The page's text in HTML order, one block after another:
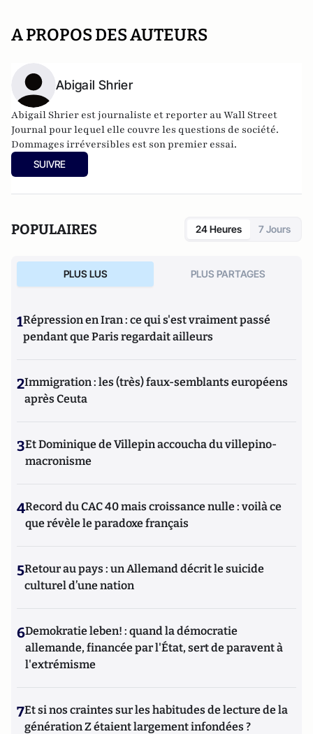
A PROPOS DES AUTEURS
Abigail Shrier
Abigail Shrier est journaliste et reporter au Wall Street
Journal pour lequel elle couvre les questions de société.
Dommages irréversibles est son premier essai.
SUIVRE
POPULAIRES 24 Heures 7 Jours
PLUS LUS PLUS PARTAGES
1Répression en Iran : ce qui s'est vraiment passé
pendant que Paris regardait ailleurs
2Immigration : les (très) faux-semblants européens
après Ceuta
3Et Dominique de Villepin accoucha du villepino-
macronisme
4Record du CAC 40 mais croissance nulle : voilà ce
que révèle le paradoxe français
5Retour au pays : un Allemand décrit le suicide
culturel d’une nation
6Demokratie leben! : quand la démocratie
allemande, financée par l'État, sert de paravent à
l'extrémisme
7Et si nos craintes sur les habitudes de lecture de la
génération Z étaient largement infondées ?